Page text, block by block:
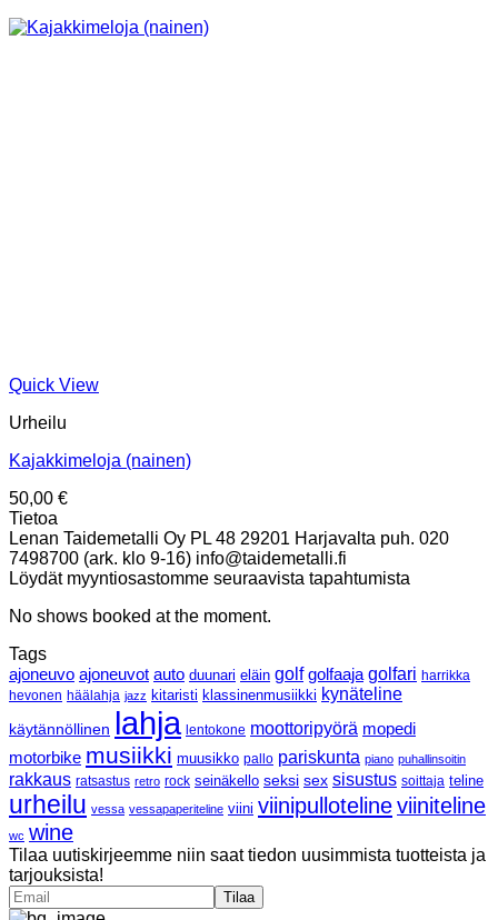
Quick View
Urheilu
Kajakkimeloja (nainen)
50,00 €
Tietoa
Lenan Taidemetalli Oy PL 48 29201 Harjavalta puh. 020
7498700 (ark. klo 9-16) info@taidemetalli.fi
Löydät myyntiosastomme seuraavista tapahtumista
No shows booked at the moment.
Tags
ajoneuvo ajoneuvot auto duunari eläin golf golfaaja golfari harrikka
hevonen häälahja jazz kitaristi klassinenmusiikki kynäteline
käytännöllinen lahja lentokone moottoripyörä mopedi
motorbike musiikki muusikko pallo pariskunta piano puhallinsoitin
rakkaus ratsastus retro rock seinäkello seksi sex sisustus soittaja teline
urheilu vessa vessapaperiteline viini viinipullotelineviiniteline
wc wine
Tilaa uutiskirjeemme niin saat tiedon uusimmista tuotteista ja
tarjouksista!